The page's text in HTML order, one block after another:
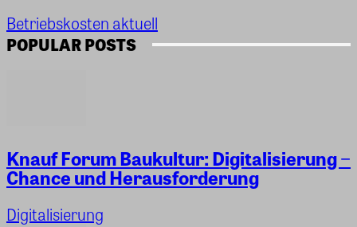
Betriebskosten aktuell
POPULAR POSTS
Knauf Forum Baukultur: Digitalisierung −
Chance und Herausforderung
Digitalisierung